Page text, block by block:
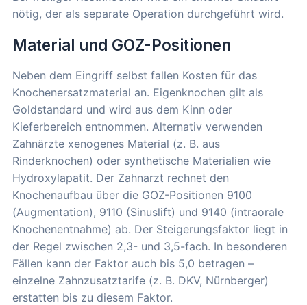
nötig, der als separate Operation durchgeführt wird.
Material und GOZ-Positionen
Neben dem Eingriff selbst fallen Kosten für das
Knochenersatzmaterial an. Eigenknochen gilt als
Goldstandard und wird aus dem Kinn oder
Kieferbereich entnommen. Alternativ verwenden
Zahnärzte xenogenes Material (z. B. aus
Rinderknochen) oder synthetische Materialien wie
Hydroxylapatit. Der Zahnarzt rechnet den
Knochenaufbau über die GOZ-Positionen 9100
(Augmentation), 9110 (Sinuslift) und 9140 (intraorale
Knochenentnahme) ab. Der Steigerungsfaktor liegt in
der Regel zwischen 2,3- und 3,5-fach. In besonderen
Fällen kann der Faktor auch bis 5,0 betragen –
einzelne Zahnzusatztarife (z. B. DKV, Nürnberger)
erstatten bis zu diesem Faktor.